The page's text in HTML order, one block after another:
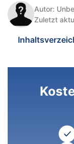
Autor:
Zuletzt